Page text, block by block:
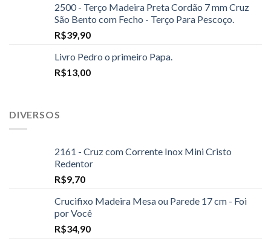
2500 - Terço Madeira Preta Cordão 7 mm Cruz
São Bento com Fecho - Terço Para Pescoço.
R$39,90
Livro Pedro o primeiro Papa.
R$13,00
DIVERSOS
2161 - Cruz com Corrente Inox Mini Cristo
Redentor
R$9,70
Crucifixo Madeira Mesa ou Parede 17 cm - Foi
por Você
R$34,90